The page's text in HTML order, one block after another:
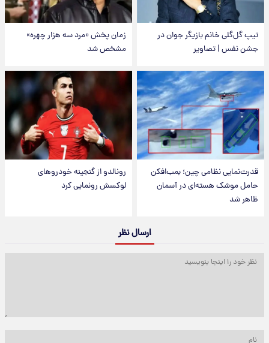
تیپ گل‌گلی خانم بازیگر جوان در
جشن نفس | تصاویر
زمان پخش «مرد سه هزار چهره»
مشخص شد
قدرت‌نمایی نظامی چین؛ بمب‌افکن
حامل موشک هسته‌ای در آسمان
ظاهر شد
رونالدو از گنجینه خودروهای
لوکسش رونمایی کرد
ارسال نظر